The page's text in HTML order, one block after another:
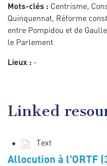
Mots-clés : Centrisme,
Quinquennat, Réforme
entre Pompidou et de
le Parlement
Lieux : -
Linked
Text
Allocution à l'ORTF